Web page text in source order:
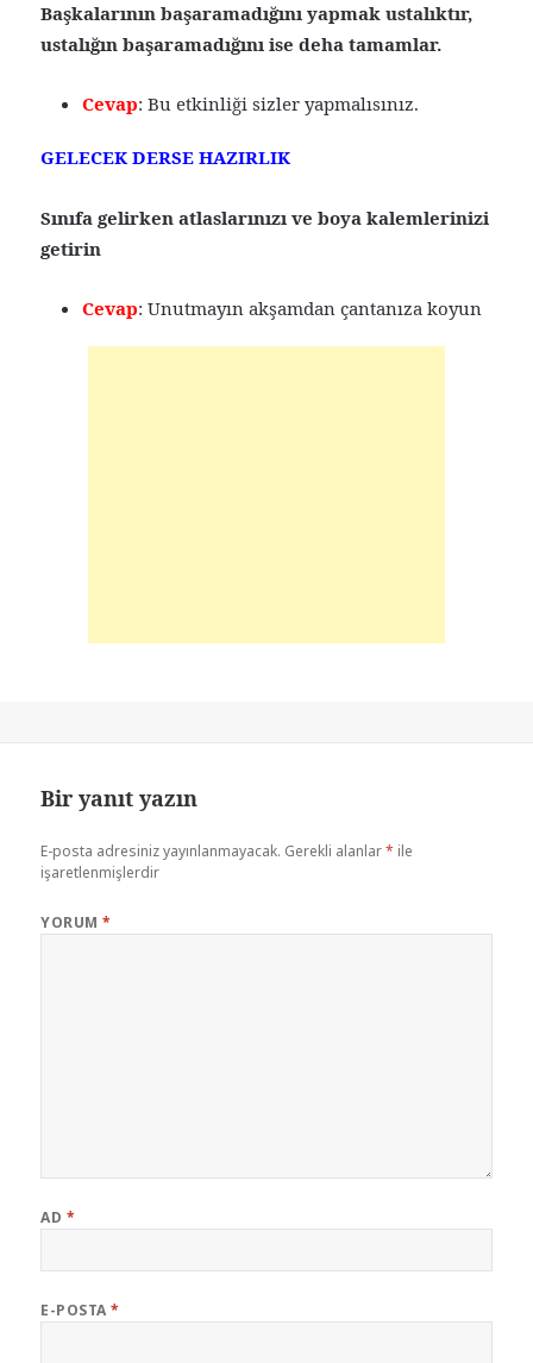
Başkalarının başaramadığını yapmak ustalıktır,
ustalığın başaramadığını ise deha tamamlar.
Cevap: Bu etkinliği sizler yapmalısınız.
GELECEK DERSE HAZIRLIK
Sınıfa gelirken atlaslarınızı ve boya kalemlerinizi
getirin
Cevap: Unutmayın akşamdan çantanıza koyun
Bir yanıt yazın
E-posta adresiniz yayınlanmayacak. Gerekli alanlar* ile
işaretlenmişlerdir
YORUM*
AD *
E-POSTA*